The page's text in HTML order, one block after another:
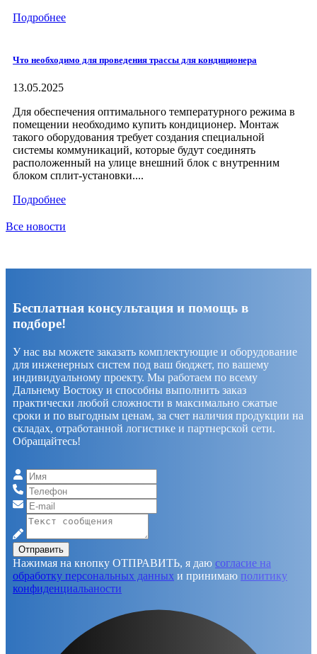
Подробнее
Что необходимо для проведения трассы для кондиционера
13.05.2025
Для обеспечения оптимального температурного режима в
помещении необходимо купить кондиционер. Монтаж
такого оборудования требует создания специальной
системы коммуникаций, которые будут соединять
расположенный на улице внешний блок с внутренним
блоком сплит-установки....
Подробнее
Все новости
Бесплатная консультация и помощь в
подборе!
У нас вы можете заказать комплектующие и оборудование
для инженерных систем под ваш бюджет, по вашему
индивидуальному проекту. Мы работаем по всему
Дальнему Востоку и способны выполнить заказ
практически любой сложности в максимально сжатые
сроки и по выгодным ценам, за счет наличия продукции на
складах, отработанной логистике и партнерской сети.
Обращайтесь!
Отправить
Нажимая на кнопку ОТПРАВИТЬ, я даю согласие на
обработку персональных данных и принимаю политику
конфиденциальаности